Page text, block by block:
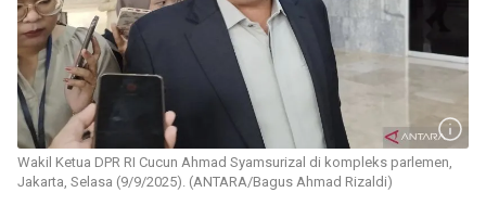
Wakil Ketua DPR RI Cucun Ahmad Syamsurizal di kompleks parlemen,
Jakarta, Selasa (9/9/2025). (ANTARA/Bagus Ahmad Rizaldi)